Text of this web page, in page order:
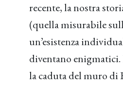
recente, la nostra
(quella misurabile
un’esistenza
diventano
la caduta del muro di